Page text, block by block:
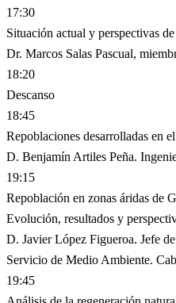
17:30
Situación actual y perspectivas
Dr. Marcos Salas Pascual,
18:20
Descanso
18:45
Repoblaciones desarrolladas en
D. Benjamín Artiles Peña.
19:15
Repoblación en zonas áridas de
Evolución, resultados y
D. Javier López Figueroa. Jefe
Servicio de Medio Ambiente.
19:45